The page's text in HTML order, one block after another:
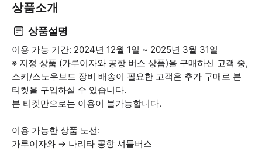
상품소개
상품설명
이용 가능 기간: 2024년 12월 1일 ~ 2025년 3월 31일
※ 지정 상품 (가루이자와 공항 버스 상품)을 구매하신 고객 중,
스키/스노우보드 장비 배송이 필요한 고객은 추가 구매로 본
티켓을 구입하실 수 있습니다.
본 티켓만으로는 이용이 불가능합니다.
이용 가능한 상품 노선:
가루이자와 → 나리타 공항 셔틀버스